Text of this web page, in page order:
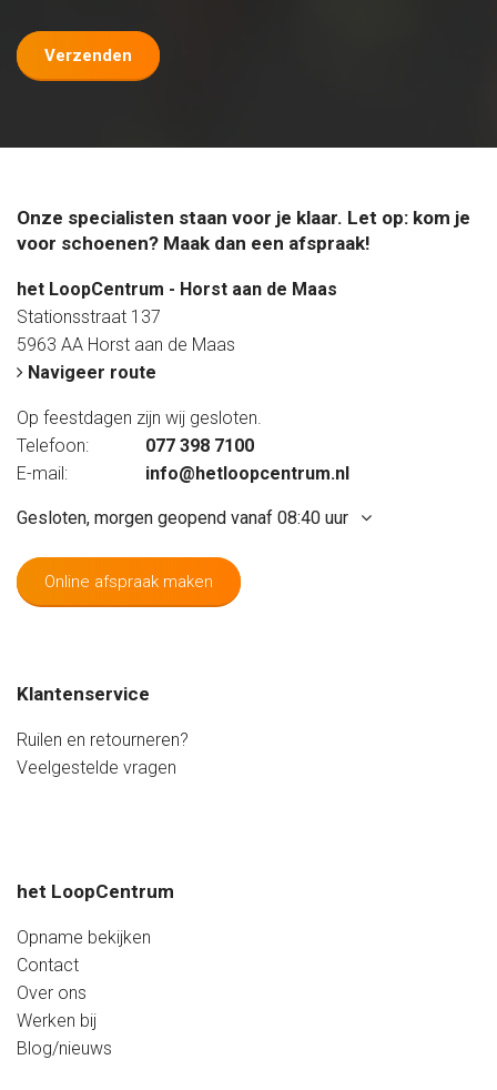
Verzenden
Onze specialisten staan voor je klaar. Let op: kom je
voor schoenen? Maak dan een afspraak!
het LoopCentrum - Horst aan de Maas
Stationsstraat 137
5963 AA Horst aan de Maas
Navigeer route
Op feestdagen zijn wij gesloten.
Telefoon:
077 398 7100
E-mail:
info@hetloopcentrum.nl
Gesloten, morgen geopend vanaf 08:40 uur
Online afspraak maken
Donderdag
09:20 - 17:20 uur
Vrijdag
09:20 - 20:00 uur
Zaterdag
08:40 - 17:20 uur
Klantenservice
Ruilen en retourneren?
Veelgestelde vragen
het LoopCentrum
Opname bekijken
Contact
Over ons
Werken bij
Blog/nieuws